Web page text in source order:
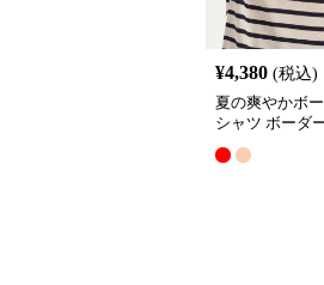
¥4,380 (税込)
夏の爽やかボ
シャツ ボーダ